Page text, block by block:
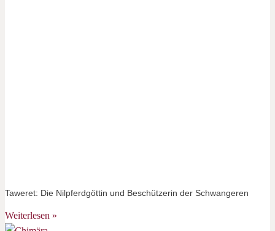
Taweret: Die Nilpferdgöttin und Beschützerin der Schwangeren
Weiterlesen »